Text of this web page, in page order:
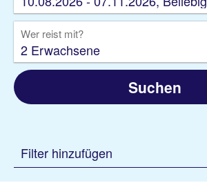
Wer reist mit?
2 Erwachsene
Suchen
Filter hinzufügen